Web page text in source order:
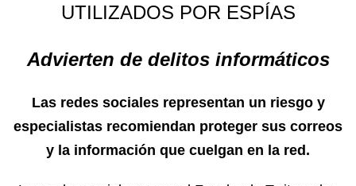
UTILIZADOS POR ESPÍAS
Advierten de delitos informáticos
Las redes sociales representan un riesgo y
especialistas recomiendan proteger sus correos
y la información que cuelgan en la red.